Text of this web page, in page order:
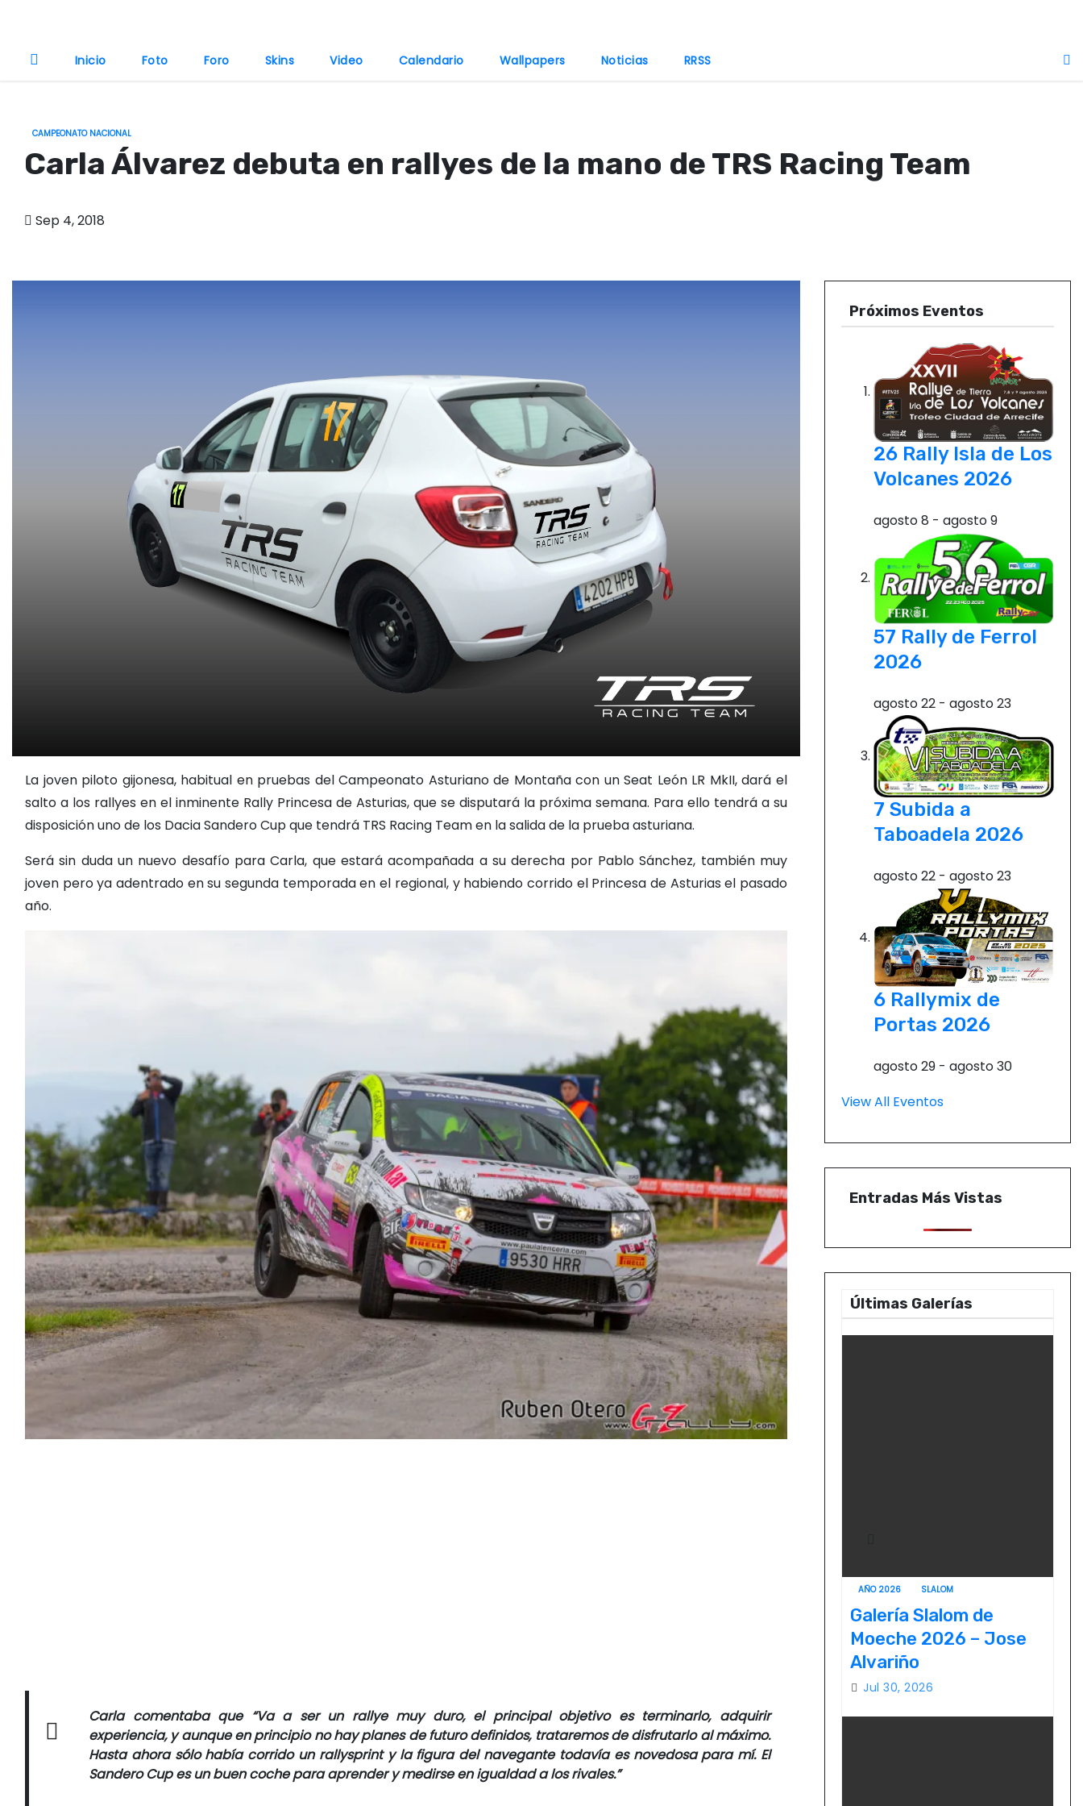
Inicio Foto Foro Skins Video Calendario Wallpapers Noticias RRSS
CAMPEONATO NACIONAL
Carla Álvarez debuta en rallyes de la mano de TRS Racing Team
Sep 4, 2018
La joven piloto gijonesa, habitual en pruebas del Campeonato Asturiano de Montaña con un Seat León LR MkII, dará el
salto a los rallyes en el inminente Rally Princesa de Asturias, que se disputará la próxima semana. Para ello tendrá a su
disposición uno de los Dacia Sandero Cup que tendrá TRS Racing Team en la salida de la prueba asturiana.
Será sin duda un nuevo desafío para Carla, que estará acompañada a su derecha por Pablo Sánchez, también muy
joven pero ya adentrado en su segunda temporada en el regional, y habiendo corrido el Princesa de Asturias el pasado
año.
Carla comentaba que “Va a ser un rallye muy duro, el principal objetivo es terminarlo, adquirir
experiencia, y aunque en principio no hay planes de futuro definidos, trataremos de disfrutarlo al máximo.
Hasta ahora sólo había corrido un rallysprint y la figura del navegante todavía es novedosa para mí. El
Sandero Cup es un buen coche para aprender y medirse en igualdad a los rivales.”
Próximos Eventos
26 Rally Isla de Los
Volcanes 2026
agosto 8 - agosto 9
57 Rally de Ferrol
2026
agosto 22 - agosto 23
7 Subida a
Taboadela 2026
agosto 22 - agosto 23
6 Rallymix de
Portas 2026
agosto 29 - agosto 30
View All Eventos
Entradas Más Vistas
Últimas Galerías
AÑO 2026 SLALOM
Galería Slalom de
Moeche 2026 – Jose
Alvariño
Jul 30, 2026